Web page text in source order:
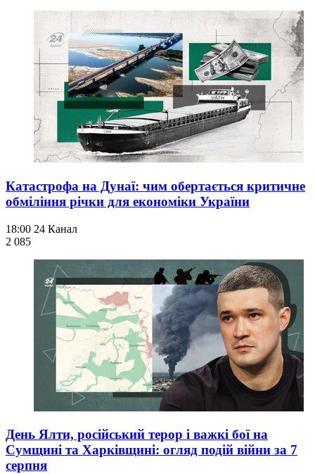
Катастрофа на Дунаї: чим обертається критичне
обміління річки для економіки України
18:00 24 Канал
2 085
День Ялти, російський терор і важкі бої на
Сумщині та Харківщині: огляд подій війни за 7
серпня